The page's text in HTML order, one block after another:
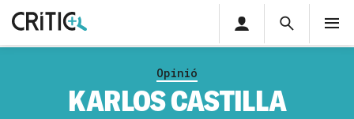
Cerca
Cerca
privada
Opinió
KARLOS CASTILLA